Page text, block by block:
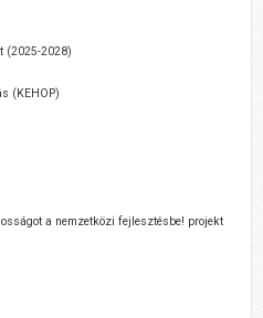
(2025-2028)
(KEHOP)
a nemzetközi fejlesztésbe! projekt